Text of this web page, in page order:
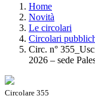
Home
Novità
Le circolari
Circolari
Circ. n°
2026 – sede
Circolare 355